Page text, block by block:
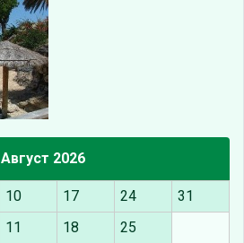
Август 2026
10 17 24
31
11 18 25